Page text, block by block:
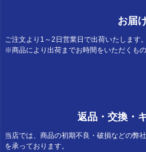
お届
ご注文より1～2日営業日で出荷いたします。
※商品により出荷までお時間をいただくもの
返品・交換・
当店では、商品の初期不良・破損などの弊
を承っております。